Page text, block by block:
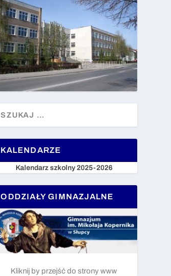
KALENDARZE
Kalendarz szkolny 2025-2026
ODDZIAŁY GIMNAZJALNE
Kliknij by przejść do strony www